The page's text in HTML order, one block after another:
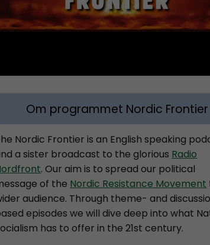
Om programmet Nordic Frontier
Nordic Frontier is an English speaking
a sister broadcast to the glorious Radio
. Our aim is to spread our political
of the Nordic Resistance Movement
audience. Through theme- and
episodes we will dive deep into what
has to offer in the 21st century.